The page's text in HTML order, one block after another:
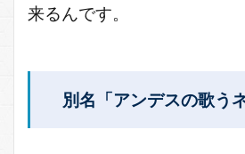
来るんです。
別名「アンデスの歌う